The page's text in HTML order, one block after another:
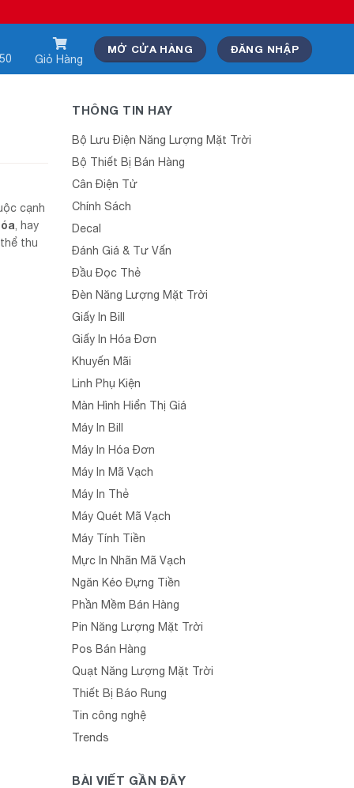
Giỏ Hàng
MỞ CỬA HÀNG ĐĂNG NHẬP
cạnh
, hay
thu
THÔNG TIN HAY
Bộ Lưu Điện Năng Lượng Mặt Trời
Bộ Thiết Bị Bán Hàng
Cân Điện Tử
Chính Sách
Decal
Đánh Giá & Tư Vấn
Đầu Đọc Thẻ
Đèn Năng Lượng Mặt Trời
Giấy In Bill
Giấy In Hóa Đơn
Khuyến Mãi
Linh Phụ Kiện
Màn Hình Hiển Thị Giá
Máy In Bill
Máy In Hóa Đơn
Máy In Mã Vạch
Máy In Thẻ
Máy Quét Mã Vạch
Máy Tính Tiền
Mực In Nhãn Mã Vạch
Ngăn Kéo Đựng Tiền
Phần Mềm Bán Hàng
Pin Năng Lượng Mặt Trời
Pos Bán Hàng
Quạt Năng Lượng Mặt Trời
Thiết Bị Báo Rung
Tin công nghệ
Trends
BÀI VIẾT GẦN ĐÂY